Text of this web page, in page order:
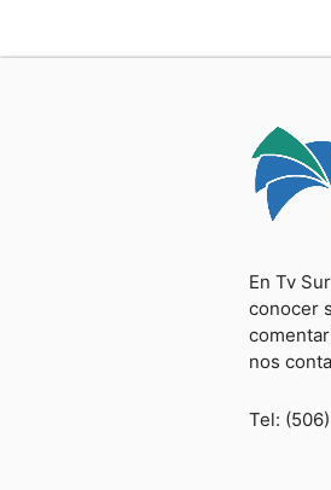
En Tv
conocer
nos
Tel: